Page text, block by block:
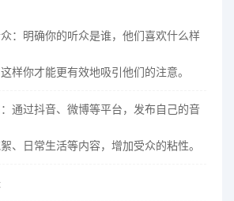
：明确你的听众是谁，他们喜欢什么样
样你才能更有效地吸引他们的注意。
通过抖音、微博等平台，发布自己的音
、日常生活等内容，增加受众的粘性。